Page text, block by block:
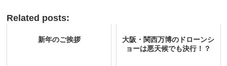
Related posts:
新年のご挨拶
大阪・関西万博のドローンシ
ョーは悪天候でも決行！？